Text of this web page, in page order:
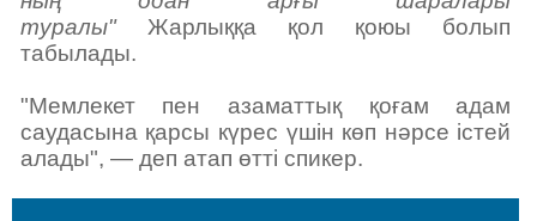
туралы"Жарлыққа қол қоюы болып
табылады.
"Мемлекет пен азаматтық қоғам адам
саудасына қарсы күрес үшін көп нәрсе істей
алады", — деп атап өтті спикер.